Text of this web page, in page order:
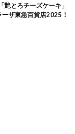
艶とろチーズケーキ」
ザ東急百貨店2025！